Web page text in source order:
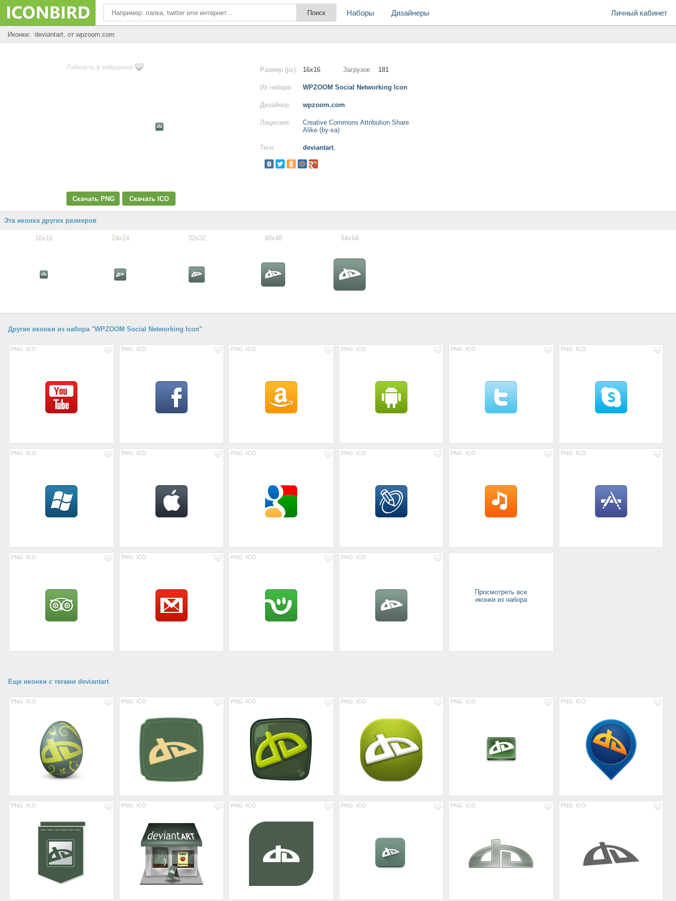
Личный кабинет
Наборы Дизайнеры
Иконки: deviantart, от wpzoom.com
Лайкнуть в избранное
Скачать PNG Скачать ICO
Размер (px): 16x16 Загрузок: 181
Из набора: WPZOOM Social Networking Icon
Дизайнер: wpzoom.com
Лицензия:
Creative Commons Attribution Share
Alike (by-sa)
Теги: deviantart,
Эта иконка других размеров
16x16 24x24 32x32 48x48 64x64
Другие иконки из набора "WPZOOM Social Networking Icon"
PNG ICO PNG ICO PNG ICO PNG ICO PNG ICO PNG ICO
PNG ICO PNG ICO PNG ICO PNG ICO PNG ICO PNG ICO
PNG ICO PNG ICO PNG ICO PNG ICO
Просмотреть все
иконки из набора
Еще иконки с тегами deviantart
PNG ICO PNG ICO PNG ICO PNG ICO PNG ICO PNG ICO
PNG ICO PNG ICO PNG ICO PNG ICO PNG ICO PNG ICO